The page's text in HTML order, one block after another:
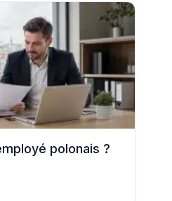
polonais ?